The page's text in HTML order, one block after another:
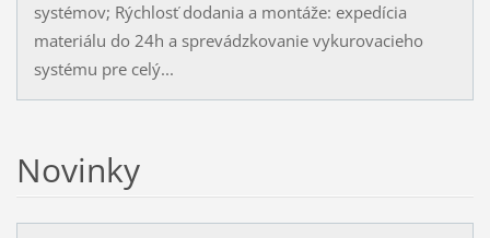
systémov; Rýchlosť dodania a montáže: expedícia
materiálu do 24h a sprevádzkovanie vykurovacieho
systému pre celý...
Novinky